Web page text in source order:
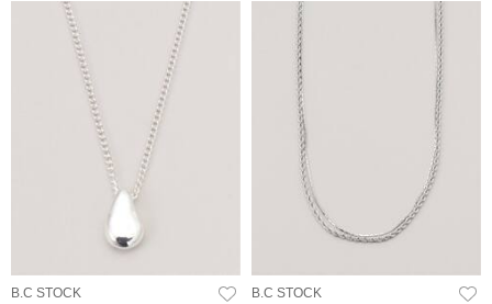
B.C STOCK
B.C STOCK